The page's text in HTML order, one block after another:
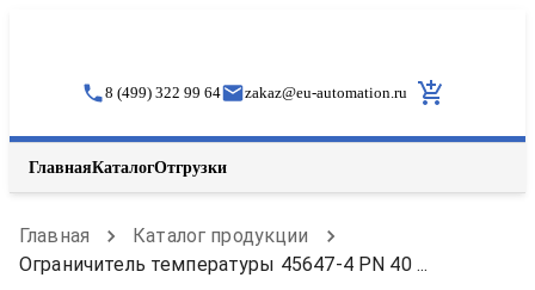
8 (499) 322 99 64 zakaz@eu-automation.ru
ГлавнаяКаталогОтгрузки
Главная
Каталог продукции
Ограничитель температуры 45647-4 PN 40 ...